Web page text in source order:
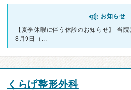
お知らせ
【夏季休暇に伴う休診のお知らせ】 当
8月9日（...
くらげ整形外科